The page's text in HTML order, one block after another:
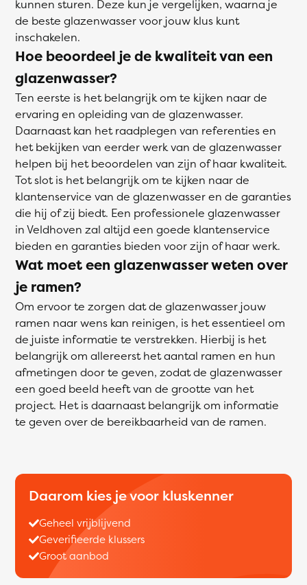
kunnen sturen. Deze kun je vergelijken, waarna je
de beste glazenwasser voor jouw klus kunt
inschakelen.
Hoe beoordeel je de kwaliteit van een
glazenwasser?
Ten eerste is het belangrijk om te kijken naar de
ervaring en opleiding van de glazenwasser.
Daarnaast kan het raadplegen van referenties en
het bekijken van eerder werk van de glazenwasser
helpen bij het beoordelen van zijn of haar kwaliteit.
Tot slot is het belangrijk om te kijken naar de
klantenservice van de glazenwasser en de garanties
die hij of zij biedt. Een professionele glazenwasser
in Veldhoven zal altijd een goede klantenservice
bieden en garanties bieden voor zijn of haar werk.
Wat moet een glazenwasser weten over
je ramen?
Om ervoor te zorgen dat de glazenwasser jouw
ramen naar wens kan reinigen, is het essentieel om
de juiste informatie te verstrekken. Hierbij is het
belangrijk om allereerst het aantal ramen en hun
afmetingen door te geven, zodat de glazenwasser
een goed beeld heeft van de grootte van het
project. Het is daarnaast belangrijk om informatie
te geven over de bereikbaarheid van de ramen.
Daarom kies je voor kluskenner
Geheel vrijblijvend
Geverifieerde klussers
Groot aanbod